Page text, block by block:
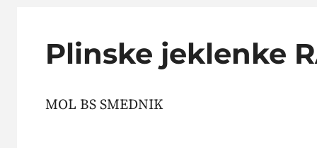
Plinske jeklenke
MOL BS SMEDNIK